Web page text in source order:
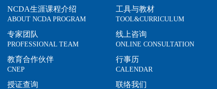
NCDA生涯课程介绍
ABOUT NCDA PROGRAM
专家团队
PROFESSIONAL TEAM
教育合作伙伴
CNEP
授证查询
工具与教材
TOOL&CURRICULUM
线上咨询
ONLINE CONSULTATION
行事历
CALENDAR
联络我们